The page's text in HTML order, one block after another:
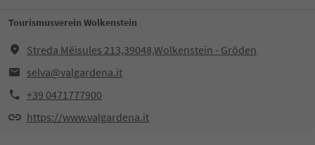
Tourismusverein Wolkenstein
Streda Mëisules 213,39048,Wolkenstein - Gröden
selva@valgardena.it
+39 0471777900
https://www.valgardena.it